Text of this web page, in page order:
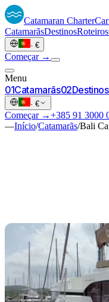
Catamaran Charter
CatamarãsDestinosRoteiros
· €
Começar →
Menu
01Catamarãs02Destinos
· €
Começar →+385 91 3000
—Início/Catamarãs/Bali